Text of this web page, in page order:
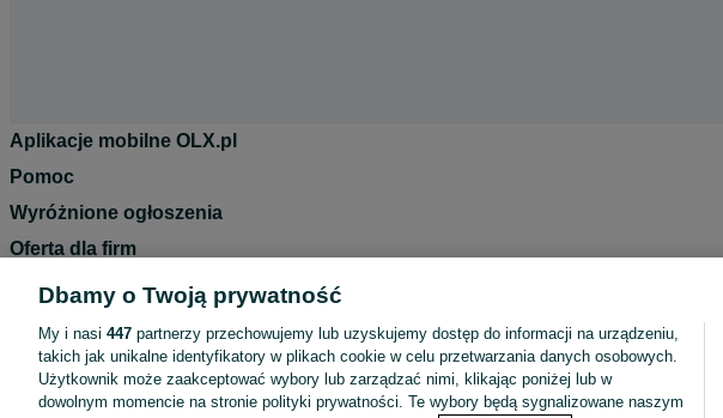
Aplikacje mobilne OLX.pl
Pomoc
Wyróżnione ogłoszenia
Oferta dla firm
Blog
Polityka prywatności
Reklama
Dbamy o Twoją prywatność
My i nasi 447 partnerzy przechowujemy lub uzyskujemy dostęp do informacji na urządzeniu,
takich jak unikalne identyfikatory w plikach cookie w celu przetwarzania danych osobowych.
Użytkownik może zaakceptować wybory lub zarządzać nimi, klikając poniżej lub w
dowolnym momencie na stronie polityki prywatności. Te wybory będą sygnalizowane naszym